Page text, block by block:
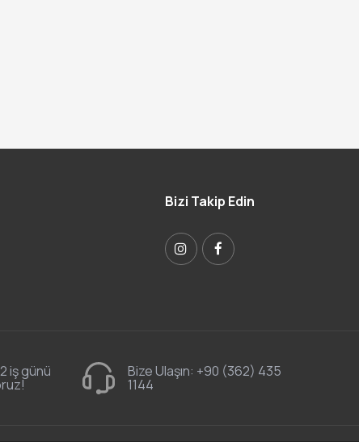
Bizi Takip Edin
iş günü Bize Ulaşın: +90 (362) 435
1144